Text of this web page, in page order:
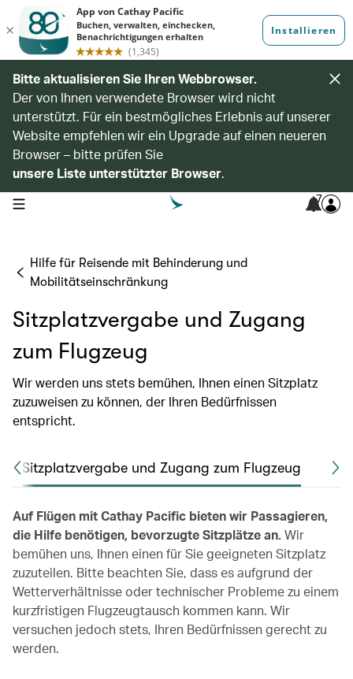
Bitte aktualisieren Sie Ihren Webbrowser.
Der von Ihnen verwendete Browser wird nicht
unterstützt. Für ein bestmögliches Erlebnis auf unserer
Website empfehlen wir ein Upgrade auf einen neueren
Browser – bitte prüfen Sie
unsere Liste unterstützter Browser.
open navigation menu 7
Hilfe für Reisende mit Behinderung und
Mobilitätseinschränkung
Sitzplatzvergabe und Zugang
zum Flugzeug
Wir werden uns stets bemühen, Ihnen einen Sitzplatz
zuzuweisen zu können, der Ihren Bedürfnissen
entspricht.
Sitzplatzvergabe und Zugang zum Flugzeug
Auf Flügen mit Cathay Pacific bieten wir Passagieren,
die Hilfe benötigen, bevorzugte Sitzplätze an. Wir
bemühen uns, Ihnen einen für Sie geeigneten Sitzplatz
zuzuteilen. Bitte beachten Sie, dass es aufgrund der
Wetterverhältnisse oder technischer Probleme zu einem
kurzfristigen Flugzeugtausch kommen kann. Wir
versuchen jedoch stets, Ihren Bedürfnissen gerecht zu
werden.